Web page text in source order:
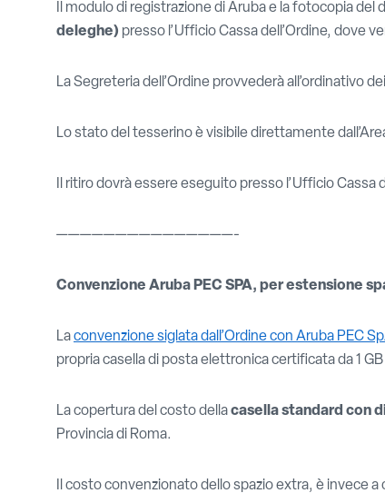
Il modulo di registrazione di Aruba e la fotocopia
deleghe) presso l’Ufficio Cassa dell’Ordine, dove
La Segreteria dell’Ordine provvederà all’ordinativo
Lo stato del tesserino è visibile direttamente
Il ritiro dovrà essere eseguito presso l’Ufficio
———————————————-
Convenzione Aruba PEC SPA, per estensione
Laconvenzione siglata dall’Ordine con Aruba PEC
propria casella di posta elettronica certificata da 1 GB
La copertura del costo dellacasella standard con
Provincia di Roma.
Il costo convenzionato dello spazio extra, è invece